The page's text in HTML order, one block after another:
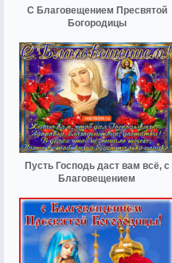
С Благовещением Пресвятой
Богородицы
Пусть Господь даст вам всё, с
Благовещением